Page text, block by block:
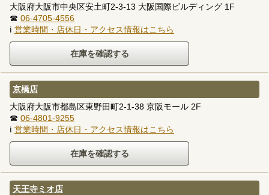
大阪府大阪市中央区安土町2-3-13 大阪国際ビルディング 1F
☎ 06-4705-4556
ℹ 営業時間・店休日・アクセス情報はこちら
京橋店
大阪府大阪市都島区東野田町2-1-38 京阪モール 2F
☎ 06-4801-9255
ℹ 営業時間・店休日・アクセス情報はこちら
天王寺ミオ店